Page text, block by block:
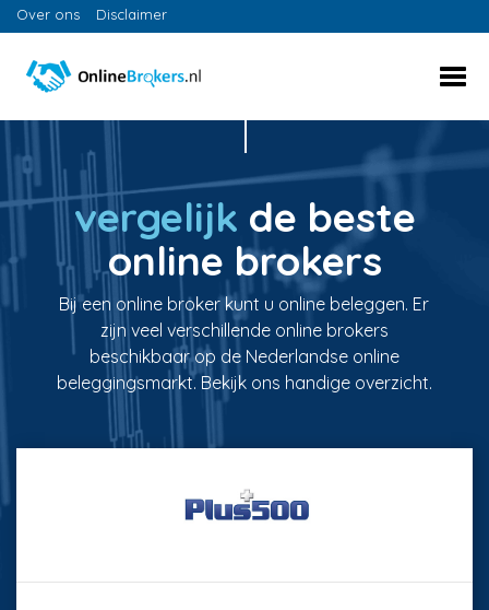
Over ons Disclaimer
vergelijk de beste
online brokers
Bij een online broker kunt u online beleggen. Er
zijn veel verschillende online brokers
beschikbaar op de Nederlandse online
beleggingsmarkt. Bekijk ons handige overzicht.